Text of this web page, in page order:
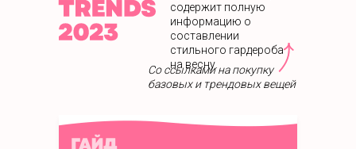
содержит полную
информацию о
составлении
стильного гардероба
на весну.
Со ссылками на покупку
базовых и трендовых вещей